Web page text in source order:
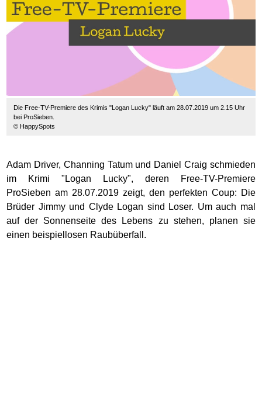
Die Free-TV-Premiere des Krimis "Logan Lucky" läuft am 28.07.2019 um 2.15 Uhr
bei ProSieben.
© HappySpots
Adam Driver, Channing Tatum und Daniel Craig schmieden
im Krimi "Logan Lucky", deren Free-TV-Premiere
ProSieben am 28.07.2019 zeigt, den perfekten Coup: Die
Brüder Jimmy und Clyde Logan sind Loser. Um auch mal
auf der Sonnenseite des Lebens zu stehen, planen sie
einen beispiellosen Raubüberfall.